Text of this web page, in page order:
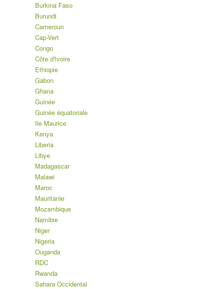
Burkina Faso
Burundi
Cameroun
Cap-Vert
Congo
Côte d'Ivoire
Ethiopie
Gabon
Ghana
Guinée
Guinée équatoriale
Ile Maurice
Kenya
Liberia
Libye
Madagascar
Malawi
Maroc
Mauritanie
Mozambique
Namibie
Niger
Nigeria
Ouganda
RDC
Rwanda
Sahara Occidental